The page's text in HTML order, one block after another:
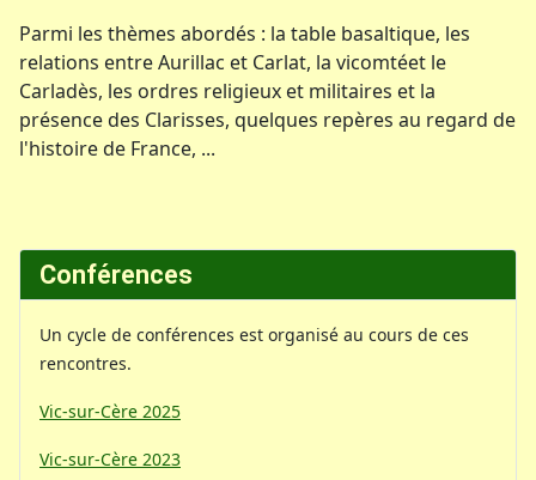
Parmi les thèmes abordés : la table basaltique, les
relations entre Aurillac et Carlat, la vicomtéet le
Carladès, les ordres religieux et militaires et la
présence des Clarisses, quelques repères au regard de
l'histoire de France, ...
Conférences
Un cycle de conférences est organisé au cours de ces
rencontres.
Vic-sur-Cère 2025
Vic-sur-Cère 2023